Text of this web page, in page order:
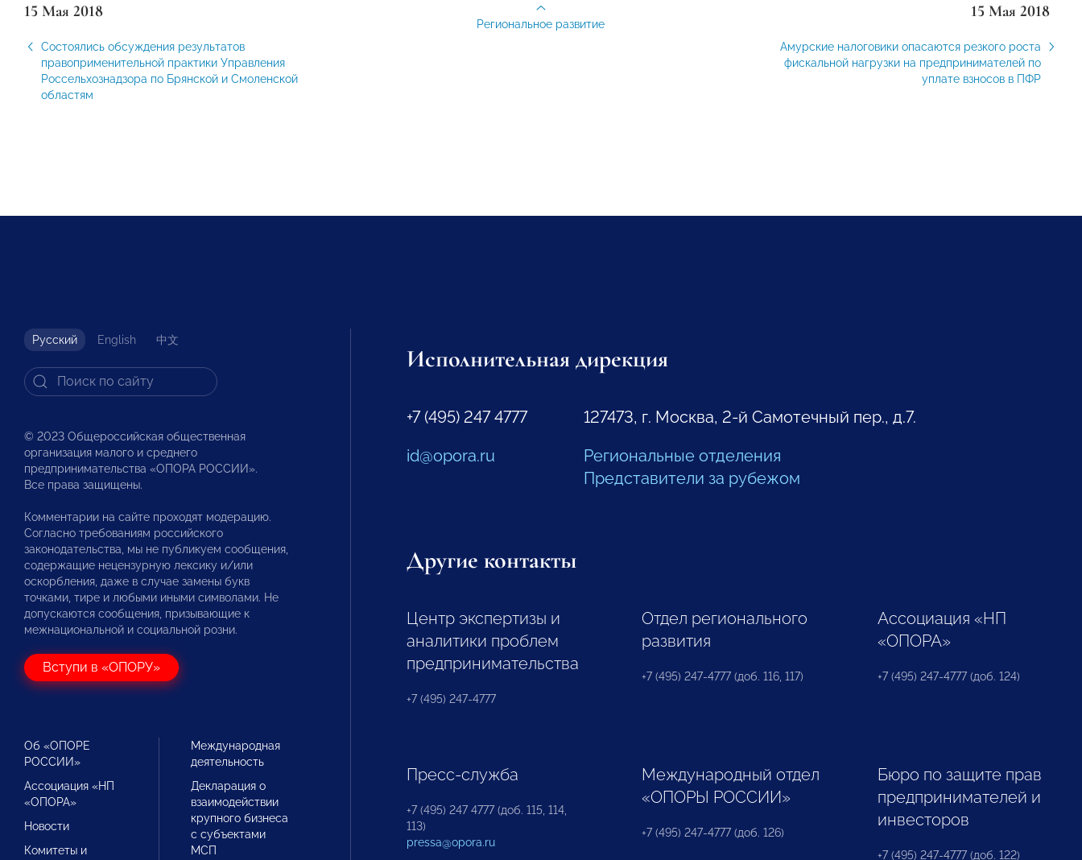
15 Мая 2018
Состоялись обсуждения результатов
правоприменительной практики Управления
Россельхознадзора по Брянской и Смоленской
областям
15 Мая 2018
Амурские налоговики опасаются резкого роста
фискальной нагрузки на предпринимателей по
уплате взносов в ПФР
Региональное развитие
Русский English 中文
© 2023 Общероссийская общественная
организация малого и среднего
предпринимательства «ОПОРА РОССИИ».
Все права защищены.
Комментарии на сайте проходят модерацию.
Согласно требованиям российского
законодательства, мы не публикуем сообщения,
содержащие нецензурную лексику и/или
оскорбления, даже в случае замены букв
точками, тире и любыми иными символами. Не
допускаются сообщения, призывающие к
межнациональной и социальной розни.
Вступи в «ОПОРУ»
Об «ОПОРЕ
РОССИИ»
Ассоциация «НП
«ОПОРА»
Новости
Комитеты и
Международная
деятельность
Декларация о
взаимодействии
крупного бизнеса
с субъектами
МСП
Исполнительная дирекция
+7 (495) 247 4777
id@opora.ru
127473, г. Москва, 2-й Самотечный пер., д.7.
Региональные отделения
Представители за рубежом
Другие контакты
Центр экспертизы и
аналитики проблем
предпринимательства
+7 (495) 247-4777
Отдел регионального
развития
+7 (495) 247-4777 (доб. 116, 117)
Ассоциация «НП
«ОПОРА»
+7 (495) 247-4777 (доб. 124)
Пресс-служба
+7 (495) 247 4777 (доб. 115, 114,
113)
pressa@opora.ru
Международный отдел
«ОПОРЫ РОССИИ»
+7 (495) 247-4777 (доб. 126)
Бюро по защите прав
предпринимателей и
инвесторов
+7 (495) 247-4777 (доб. 122)